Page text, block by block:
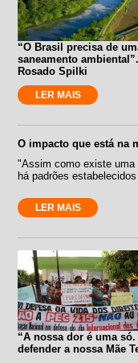
“O Brasil precisa de
saneamento
Rosado Spilki
LER MAIS
O impacto que está na
"Assim como existe uma
há padrões
LER MAIS
“A nossa dor é uma
defender a nossa Mãe